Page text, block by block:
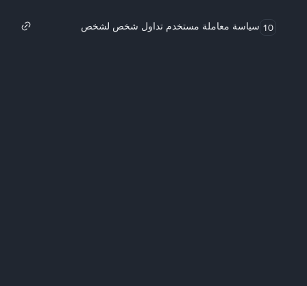
10 سياسة معاملة مستخدم تداول شخص لشخص